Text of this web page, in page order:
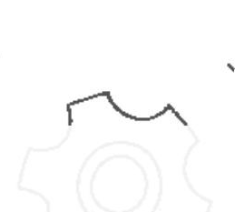
Dla